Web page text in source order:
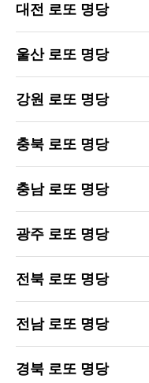
대전 로또 명당
울산 로또 명당
강원 로또 명당
충북 로또 명당
충남 로또 명당
광주 로또 명당
전북 로또 명당
전남 로또 명당
경북 로또 명당